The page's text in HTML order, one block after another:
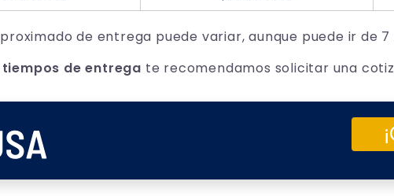
de entrega puede variar, aunque puede ir de 7
de entrega te recomendamos solicitar una